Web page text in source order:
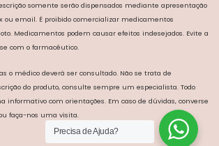
somente serão dispensados mediante apresentação
ou email. É proibido comercializar medicamentos
Medicamentos podem causar efeitos indesejados. Evite a
com o farmacêutico.
o médico deverá ser consultado. Não se trata de
do produto, consulte sempre um especialista. Todo
informativo com orientações. Em caso de dúvidas, converse
faça-nos uma visita.
Precisa de Ajuda?